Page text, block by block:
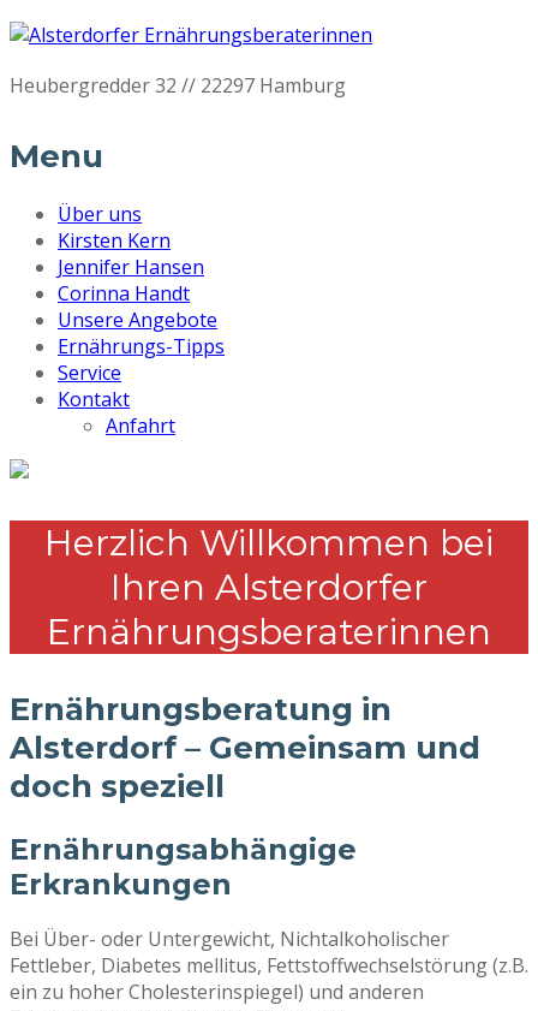
Heubergredder 32 // 22297 Hamburg
Menu
Über uns
Kirsten Kern
Jennifer Hansen
Corinna Handt
Unsere Angebote
Ernährungs-Tipps
Service
Kontakt
Anfahrt
Herzlich Willkommen bei
Ihren Alsterdorfer
Ernährungsberaterinnen
Ernährungsberatung in
Alsterdorf – Gemeinsam und
doch speziell
Ernährungsabhängige
Erkrankungen
Bei Über- oder Untergewicht, Nichtalkoholischer
Fettleber, Diabetes mellitus, Fettstoffwechselstörung (z.B.
ein zu hoher Cholesterinspiegel) und anderen